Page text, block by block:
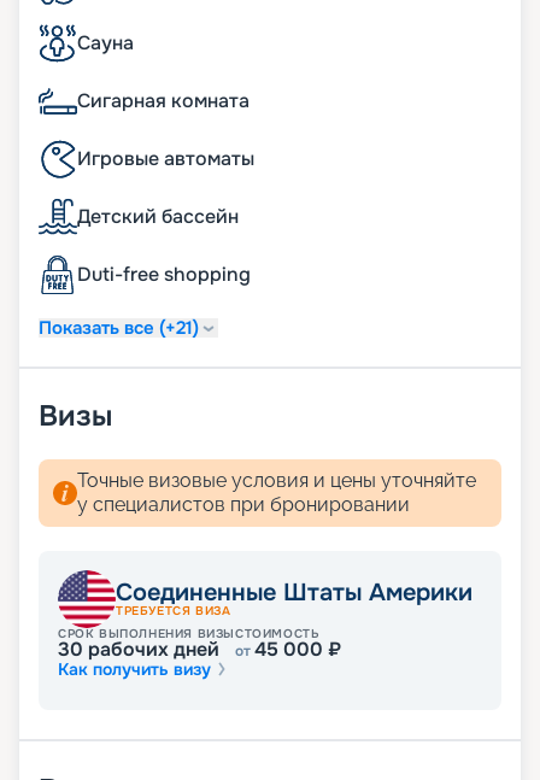
Сауна
Сигарная комната
Игровые автоматы
Детский бассейн
Duti-free shopping
Показать все (+21)
Визы
Точные визовые условия и цены уточняйте
у специалистов при бронировании
Соединенные Штаты Америки
ТРЕБУЕТСЯ ВИЗА
СРОК ВЫПОЛНЕНИЯ ВИЗЫ
30 рабочих дней
СТОИМОСТЬ
от45 000 ₽
Как получить визу